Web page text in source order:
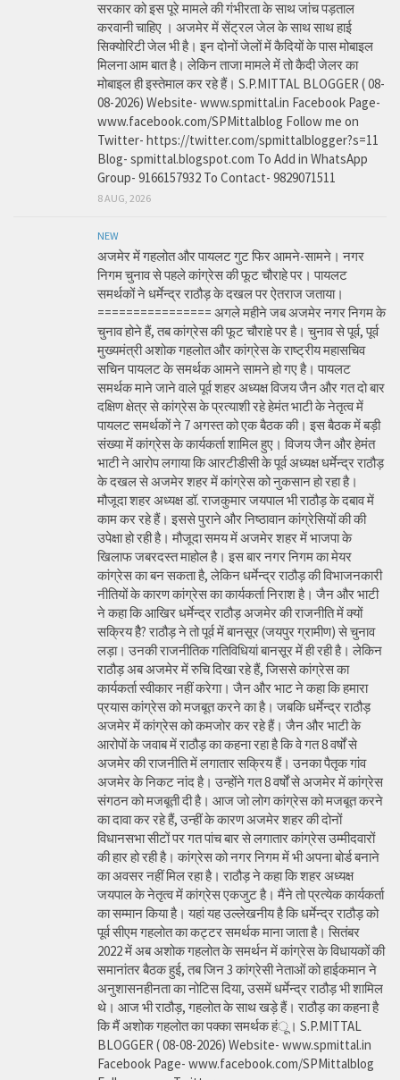
सरकार को इस पूरे मामले की गंभीरता के साथ जांच पड़ताल
करवानी चाहिए । अजमेर में सेंट्रल जेल के साथ साथ हाई
सिक्योरिटी जेल भी है। इन दोनों जेलों में कैदियों के पास मोबाइल
मिलना आम बात है। लेकिन ताजा मामले में तो कैदी जेलर का
मोबाइल ही इस्तेमाल कर रहे हैं। S.P.MITTAL BLOGGER ( 08-
08-2026) Website- www.spmittal.in Facebook Page-
www.facebook.com/SPMittalblog Follow me on
Twitter- https://twitter.com/spmittalblogger?s=11
Blog- spmittal.blogspot.com To Add in WhatsApp
Group- 9166157932 To Contact- 9829071511
8 AUG, 2026
NEW
अजमेर में गहलोत और पायलट गुट फिर आमने-सामने। नगर
निगम चुनाव से पहले कांग्रेस की फूट चौराहे पर। पायलट
समर्थकों ने धर्मेन्द्र राठौड़ के दखल पर ऐतराज जताया।
================ अगले महीने जब अजमेर नगर निगम के
चुनाव होने हैं, तब कांग्रेस की फूट चौराहे पर है। चुनाव से पूर्व, पूर्व
मुख्यमंत्री अशोक गहलोत और कांग्रेस के राष्ट्रीय महासचिव
सचिन पायलट के समर्थक आमने सामने हो गए है। पायलट
समर्थक माने जाने वाले पूर्व शहर अध्यक्ष विजय जैन और गत दो बार
दक्षिण क्षेत्र से कांग्रेस के प्रत्याशी रहे हेमंत भाटी के नेतृत्व में
पायलट समर्थकों ने 7 अगस्त को एक बैठक की। इस बैठक में बड़ी
संख्या में कांग्रेस के कार्यकर्ता शामिल हुए। विजय जैन और हेमंत
भाटी ने आरोप लगाया कि आरटीडीसी के पूर्व अध्यक्ष धर्मेन्द्र राठौड़
के दखल से अजमेर शहर में कांग्रेस को नुकसान हो रहा है।
मौजूदा शहर अध्यक्ष डॉ. राजकुमार जयपाल भी राठौड़ के दबाव में
काम कर रहे हैं। इससे पुराने और निष्ठावान कांग्रेसियों की की
उपेक्षा हो रही है। मौजूदा समय में अजमेर शहर में भाजपा के
खिलाफ जबरदस्त माहोल है। इस बार नगर निगम का मेयर
कांग्रेस का बन सकता है, लेकिन धर्मेन्द्र राठौड़ की विभाजनकारी
नीतियों के कारण कांग्रेस का कार्यकर्ता निराश है। जैन और भाटी
ने कहा कि आखिर धर्मेन्द्र राठौड़ अजमेर की राजनीति में क्यों
सक्रिय हैै? राठौड़ ने तो पूर्व में बानसूर (जयपुर ग्रामीण) से चुनाव
लड़ा। उनकी राजनीतिक गतिविधियां बानसूर में ही रही है। लेकिन
राठौड़ अब अजमेर में रुचि दिखा रहे हैं, जिससे कांग्रेस का
कार्यकर्ता स्वीकार नहीं करेगा। जैन और भाट ने कहा कि हमारा
प्रयास कांग्रेस को मजबूत करने का है। जबकि धर्मेन्द्र राठौड़
अजमेर में कांग्रेस को कमजोर कर रहे हैं। जैन और भाटी के
आरोपों के जवाब में राठौड़ का कहना रहा है कि वे गत 8 वर्षों से
अजमेर की राजनीति में लगातार सक्रिय हैं। उनका पैतृक गांव
अजमेर के निकट नांद है। उन्होंने गत 8 वर्षों से अजमेर में कांग्रेस
संगठन को मजबूती दी है। आज जो लोग कांग्रेस को मजबूत करने
का दावा कर रहे हैं, उन्हीं के कारण अजमेर शहर की दोनों
विधानसभा सीटों पर गत पांच बार से लगातार कांग्रेस उम्मीदवारों
की हार हो रही है। कांग्रेस को नगर निगम में भी अपना बोर्ड बनाने
का अवसर नहीं मिल रहा है। राठौड़ ने कहा कि शहर अध्यक्ष
जयपाल के नेतृत्व में कांग्रेस एकजुट है। मैंने तो प्रत्येक कार्यकर्ता
का सम्मान किया है। यहां यह उल्लेखनीय है कि धर्मेन्द्र राठौड़ को
पूर्व सीएम गहलोत का कट्टर समर्थक माना जाता है। सितंबर
2022 में अब अशोक गहलोत के समर्थन में कांग्रेस के विधायकों की
समानांतर बैठक हुई, तब जिन 3 कांग्रेसी नेताओं को हाईकमान ने
अनुशासनहीनता का नोटिस दिया, उसमें धर्मेन्द्र राठौड़ भी शामिल
थे। आज भी राठौड़, गहलोत के साथ खड़े हैं। राठौड़ का कहना है
कि मैं अशोक गहलोत का पक्का समर्थक हंू। S.P.MITTAL
BLOGGER ( 08-08-2026) Website- www.spmittal.in
Facebook Page- www.facebook.com/SPMittalblog